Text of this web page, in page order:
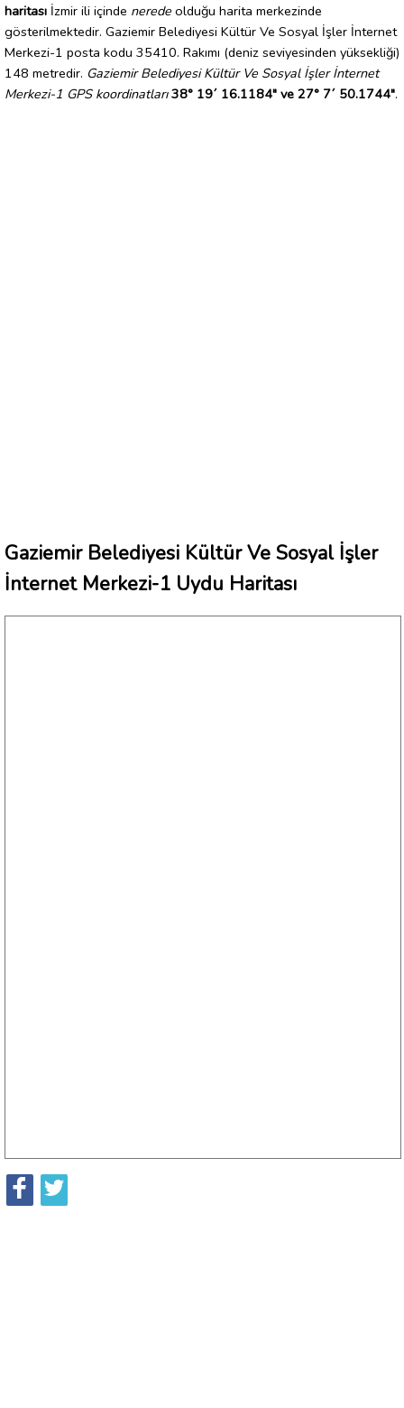
haritası İzmir ili içinde nerede olduğu harita merkezinde
gösterilmektedir. Gaziemir Belediyesi Kültür Ve Sosyal İşler İnternet
Merkezi-1 posta kodu 35410. Rakımı (deniz seviyesinden yüksekliği)
148 metredir. Gaziemir Belediyesi Kültür Ve Sosyal İşler İnternet
Merkezi-1 GPS koordinatları 38° 19´ 16.1184" ve 27° 7´ 50.1744".
Gaziemir Belediyesi Kültür Ve Sosyal İşler
İnternet Merkezi-1 Uydu Haritası